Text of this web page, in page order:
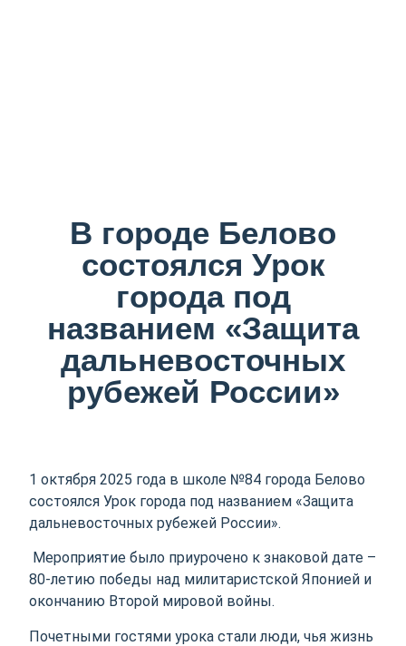
В городе Белово
состоялся Урок
города под
названием «Защита
дальневосточных
рубежей России»
1 октября 2025 года в школе №84 города Белово
состоялся Урок города под названием «Защита
дальневосточных рубежей России».
Мероприятие было приурочено к знаковой дате –
80-летию победы над милитаристской Японией и
окончанию Второй мировой войны.
Почетными гостями урока стали люди, чья жизнь